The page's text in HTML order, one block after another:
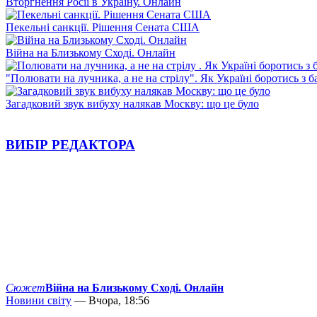
Пекельні санкції. Рішення Сената США
Війна на Близькому Сході. Онлайн
"Полювати на лучника, а не на стрілу". Як Україні боротись з
Загадковий звук вибуху налякав Москву: що це було
ВИБІР РЕДАКТОРА
СюжетВійна на Близькому Сході. Онлайн
Новини світу — Вчора, 18:56